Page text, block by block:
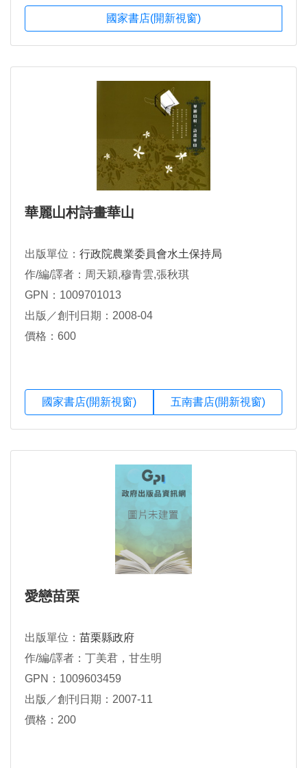
國家書店(開新視窗)
華麗山村詩畫華山
出版單位： 行政院農業委員會水土保持局
作/編/譯者：周天穎,穆青雲,張秋琪
GPN：1009701013
出版／創刊日期：2008-04
價格：600
國家書店(開新視窗) 五南書店(開新視窗)
愛戀苗栗
出版單位： 苗栗縣政府
作/編/譯者：丁美君，甘生明
GPN：1009603459
出版／創刊日期：2007-11
價格：200